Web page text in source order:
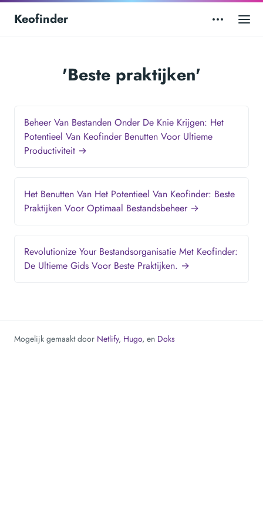
Keofinder
'Beste praktijken'
Beheer Van Bestanden Onder De Knie Krijgen: Het
Potentieel Van Keofinder Benutten Voor Ultieme
Productiviteit →
Het Benutten Van Het Potentieel Van Keofinder: Beste
Praktijken Voor Optimaal Bestandsbeheer →
Revolutionize Your Bestandsorganisatie Met Keofinder:
De Ultieme Gids Voor Beste Praktijken. →
Mogelijk gemaakt door Netlify, Hugo, en Doks